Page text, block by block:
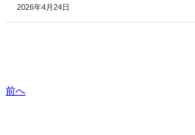
2026年4月24日
前へ